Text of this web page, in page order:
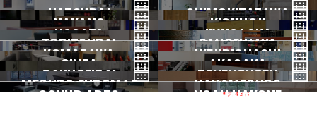
池袋 池袋ANNEX
秋葉原 御茶ノ水
HATSUDAI
初台
SHIMOKITAZAWA
下北沢
NAKANO
中野
KICHIJOJI
吉祥寺
NOGATA
野方
JIYUGAOKA
自由が丘
TORITSUDAI
都立大
SANGENJAYA
三軒茶屋
KOMAZAWA
駒沢
IKEJIRIOHASHI
池尻大橋
一時閉店中
GINZA
銀座
AKASAKA
赤坂
GAKUGEIDAI
学芸大
DENENCHOFU
田園調布
MEGURO FUDOMAE NAKAMEGURO
SOUND ARTS NOAH HAKONE